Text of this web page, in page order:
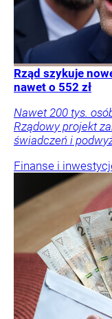
Rząd szykuje
nawet o 552 zł
Nawet 200 tys.
Rządowy projekt
świadczeń i
Finanse i